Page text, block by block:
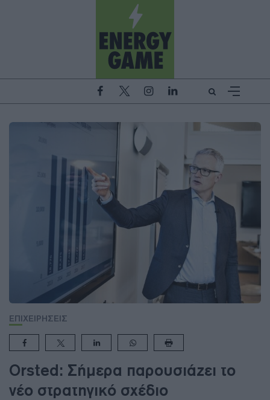
ΕΠΙΧΕΙΡΗΣΕΙΣ
Orsted: Σήμερα παρουσιάζει το
νέο στρατηγικό σχέδιο